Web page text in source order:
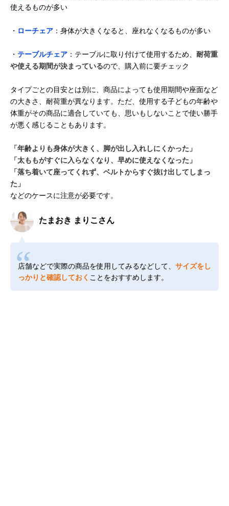
使えるものが多い
・ ローチェア ：身体が大きくなると、座れなくなるものが多い
・ テーブルチェア ：テーブルに取り付けて使用するため、 耐荷重
や使える期間が決まっているので、購入前に要チェック
タイプごとの目安とは別に、商品によっても使用期間や座面など
の大きさ、耐荷重が異なります。ただ、使用する子どもの年齢や
体重がその商品に適合していても、思いもしないことで使い勝手
が悪く感じることもあります。
「年齢よりも身体が大きく、脚が出し入れしにくかった」
「太ももがすぐに入らなくなり、早めに使えなくなった」
「落ち着いて座ってくれず、ベルトからすぐ抜け出してしまっ
た」
などのケースに注意が必要です。
たまおき まりこさん
店舗などで実際の商品を使用してみるなどして、 サイズをし
っかりと確認しておく ことをおすすめします。